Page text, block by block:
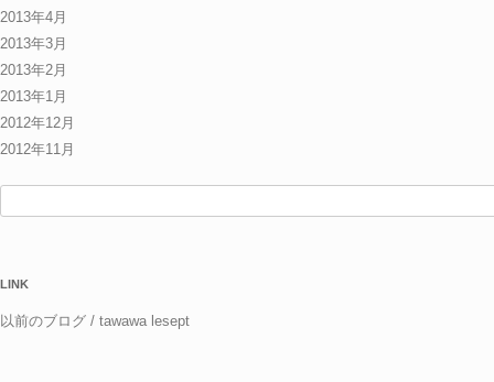
2013年4月
2013年3月
2013年2月
2013年1月
2012年12月
2012年11月
LINK
以前のブログ / tawawa lesept